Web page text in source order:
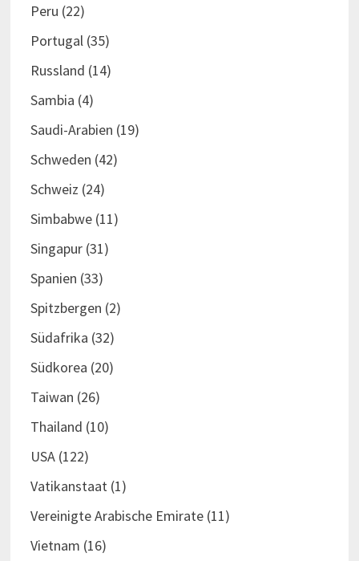
Peru (22)
Portugal (35)
Russland (14)
Sambia (4)
Saudi-Arabien (19)
Schweden (42)
Schweiz (24)
Simbabwe(11)
Singapur(31)
Spanien (33)
Spitzbergen (2)
Südafrika (32)
Südkorea (20)
Taiwan (26)
Thailand (10)
USA(122)
Vatikanstaat (1)
Vereinigte Arabische Emirate(11)
Vietnam (16)